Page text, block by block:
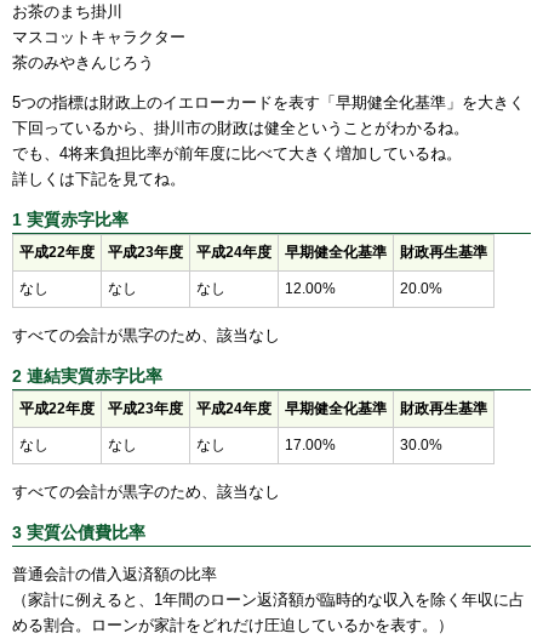
お茶のまち掛川
マスコットキャラクター
茶のみやきんじろう
5つの指標は財政上のイエローカードを表す「早期健全化基準」を大きく
下回っているから、掛川市の財政は健全ということがわかるね。
でも、4将来負担比率が前年度に比べて大きく増加しているね。
詳しくは下記を見てね。
1 実質赤字比率
平成22年度 平成23年度 平成24年度 早期健全化基準 財政再生基準
なし なし なし 12.00% 20.0%
すべての会計が黒字のため、該当なし
2 連結実質赤字比率
平成22年度 平成23年度 平成24年度 早期健全化基準 財政再生基準
なし なし なし 17.00% 30.0%
すべての会計が黒字のため、該当なし
3 実質公債費比率
普通会計の借入返済額の比率
（家計に例えると、1年間のローン返済額が臨時的な収入を除く年収に占
める割合。ローンが家計をどれだけ圧迫しているかを表す。）